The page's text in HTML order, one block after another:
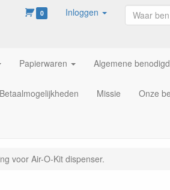
0 Inloggen
Papierwaren Algemene
Betaalmogelijkheden Missie Onze
voor Air-O-Kit dispenser.